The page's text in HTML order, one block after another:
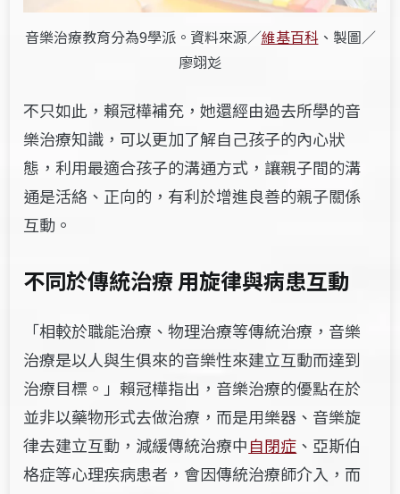
音樂治療教育分為9學派。資料來源／維基百科、製圖／
廖翊彣
不只如此，賴冠樺補充，她還經由過去所學的音
樂治療知識，可以更加了解自己孩子的內心狀
態，利用最適合孩子的溝通方式，讓親子間的溝
通是活絡、正向的， 有利於增進良善的親子關係
互動 。
不同於傳統治療 用旋律與病患互動
「相較於職能治療、物理治療等傳統治療，音樂
治療是以人與生俱來的音樂性來建立互動而達到
治療目標。」賴冠樺指出，音樂治療的優點在於
並非以藥物形式去做治療，而是用樂器、音樂旋
律去建立互動，減緩傳統治療中自閉症 、亞斯伯
格症等心理疾病患者，會因傳統治療師介入，而